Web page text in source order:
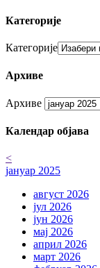
Категорије
Категорије
Архиве
Архиве
Календар објава
<
јануар 2025
август 2026
јул 2026
јун 2026
мај 2026
април 2026
март 2026